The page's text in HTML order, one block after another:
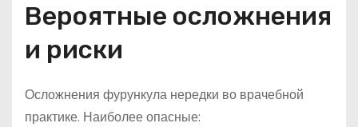
Вероятные осложнения
и риски
Осложнения фурункула нередки во врачебной
практике. Наиболее опасные: